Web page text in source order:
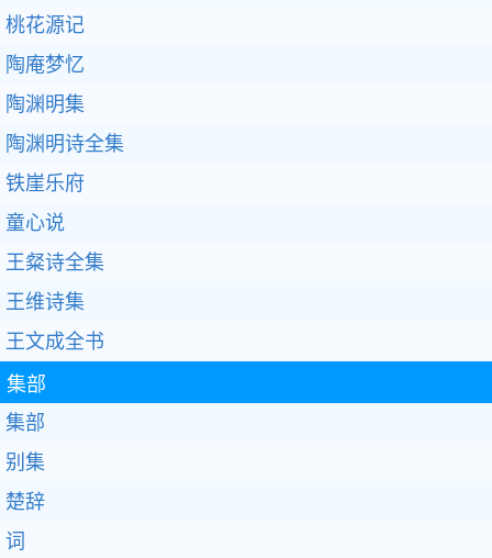
桃花源记
陶庵梦忆
陶渊明集
陶渊明诗全集
铁崖乐府
童心说
王粲诗全集
王维诗集
王文成全书
集部
集部
别集
楚辞
词